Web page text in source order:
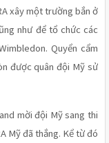
xây một trường bắn ở
như để tổ chức các
Quyển cẩm
được quân đội Mỹ sử
mời đội Mỹ sang thi
Mỹ đã thắng. Kể từ đó